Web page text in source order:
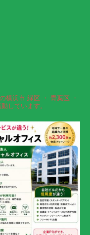
横浜市 緑区 ・ 青葉区 ・
しています。